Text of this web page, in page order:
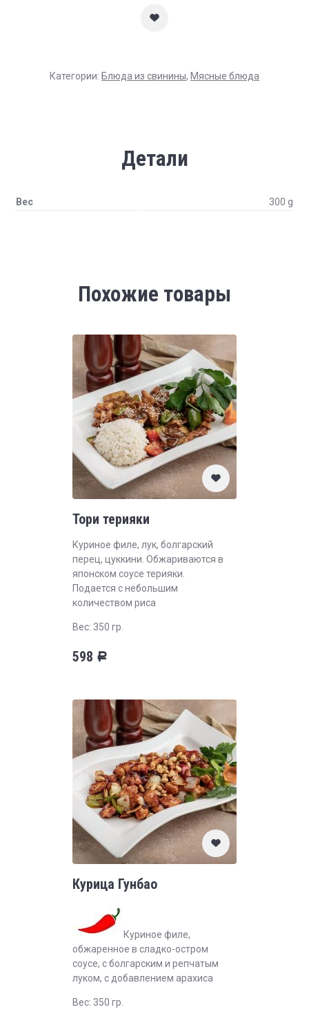
Категории: Блюда из свинины, Мясные блюда
Детали
Вес 300 g
Похожие товары
Тори терияки
Куриное филе, лук, болгарский
перец, цуккини. Обжариваются в
японском соусе терияки.
Подается с небольшим
количеством риса
Вес: 350 гр.
598 Р
Курица Гунбао
Куриное филе,
обжаренное в сладко-остром
соусе, с болгарским и репчатым
луком, с добавлением арахиса
Вес: 350 гр.